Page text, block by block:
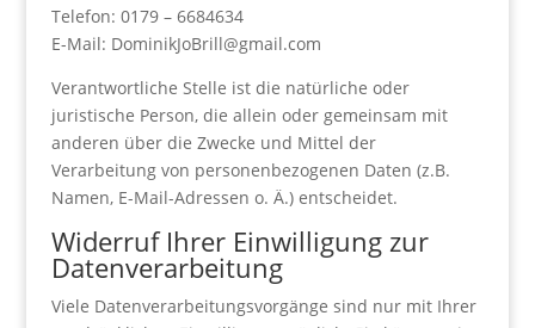
Telefon: 0179 – 6684634
E-Mail: DominikJoBrill@gmail.com
Verantwortliche Stelle ist die natürliche oder
juristische Person, die allein oder gemeinsam mit
anderen über die Zwecke und Mittel der
Verarbeitung von personenbezogenen Daten (z.B.
Namen, E-Mail-Adressen o. Ä.) entscheidet.
Widerruf Ihrer Einwilligung zur
Datenverarbeitung
Viele Datenverarbeitungsvorgänge sind nur mit Ihrer